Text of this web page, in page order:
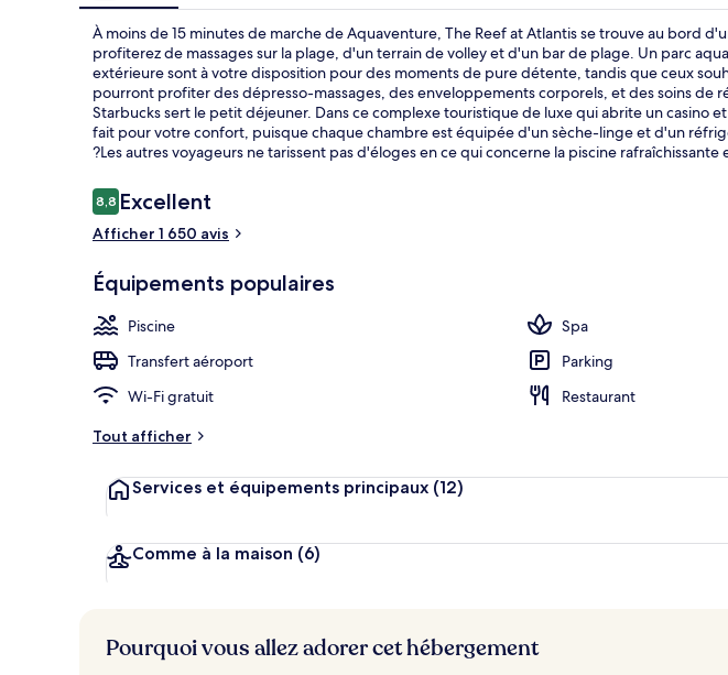
À moins de 15 minutes de marche de Aquaventure, The Reef at Atlantis se trouve au bord
profiterez de massages sur la plage, d'un terrain de volley et d'un bar de plage. Un parc
extérieure sont à votre disposition pour des moments de pure détente, tandis que ceux
pourront profiter des dépresso-massages, des enveloppements corporels, et des soins de
Starbucks sert le petit déjeuner. Dans ce complexe touristique de luxe qui abrite un casino
fait pour votre confort, puisque chaque chambre est équipée d'un sèche-linge et d'un
?Les autres voyageurs ne tarissent pas d'éloges en ce qui concerne la piscine
Avis
voyageurs
8,88,8 sur 10
Excellent
Afficher 1 650 avis
Équipements populaires
Piscine
Spa
Transfert aéroport
Parking
Wi-Fi gratuit
Restaurant
Tout afficher
Services et équipements principaux (12)
Comme à la maison (6)
Pourquoi vous allez adorer cet hébergement